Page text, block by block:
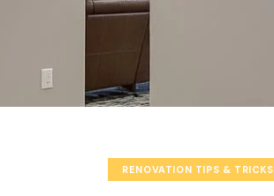
RENOVATION TIPS & TRICKS